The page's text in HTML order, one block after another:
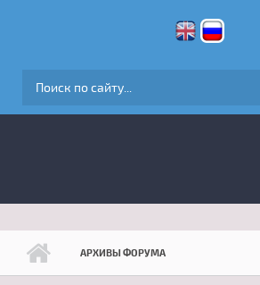
ФОРМА ПОИСКА
АРХИВЫ ФОРУМА